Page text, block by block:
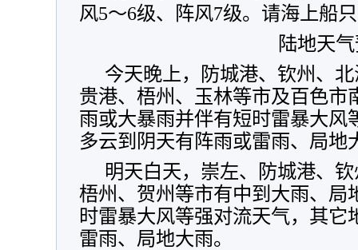
风5～6级、阵风7级。请海上船
陆地天
今天晚上，防城港、钦州、
贵港、梧州、玉林等市及百色市
雨或大暴雨并伴有短时雷暴大风
多云到阴天有阵雨或雷雨、局地
明天白天，崇左、防城港、
梧州、贺州等市有中到大雨、局
时雷暴大风等强对流天气，其它
雷雨、局地大雨。